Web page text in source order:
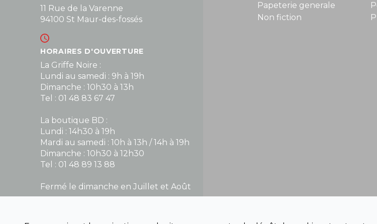
11 Rue de la Varenne
94100 St Maur-des-fossés
HORAIRES D'OUVERTURE
La Griffe Noire :
Lundi au samedi : 9h à 19h
Dimanche : 10h30 à 13h
Tel : 01 48 83 67 47
La boutique BD :
Lundi : 14h30 à 19h
Mardi au samedi : 10h à 13h / 14h à 19h
Dimanche : 10h30 à 12h30
Tel : 01 48 89 13 88
Fermé le dimanche en Juillet et Août
Papeterie generale
Non fiction